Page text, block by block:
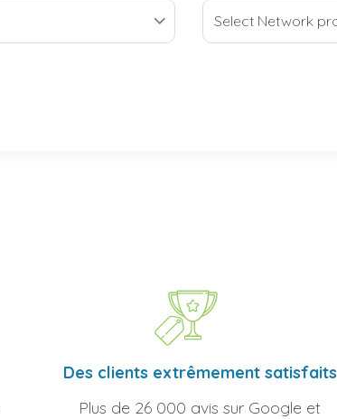
Des clients extrêmement satisfaits
Plus de 26 000 avis sur Google et